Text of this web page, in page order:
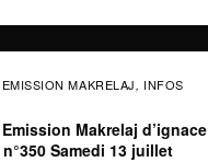
EMISSION MAKRELAJ, INFOS
Makrelaj d’ignace
Samedi 13 juillet